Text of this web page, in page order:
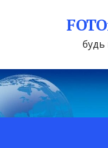
будь